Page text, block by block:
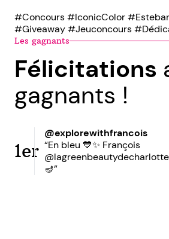
#Concours #IconicColor
#Giveaway #Jeuconcours
Les gagnants
Félicitations
gagnants !
1er
@explorewithfrancois
“En bleu 💙✨ François
🪔”